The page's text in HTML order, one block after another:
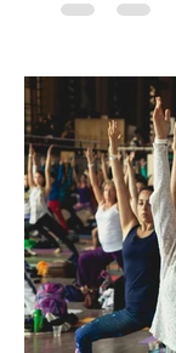
paso por
retorna al
funciones, el
para que
nuevo). Llegan con la confianza de quien
ha hecho